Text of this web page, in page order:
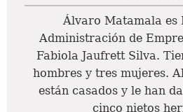
Álvaro Matamala es
Administración de
Fabiola Jaufrett Silva.
hombres y tres mujeres.
están casados y le han
cinco nietos